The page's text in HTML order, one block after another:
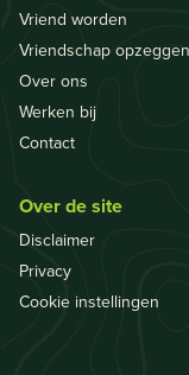
Vriend worden
Vriendschap opzeggen
Over ons
Werken bij
Contact
Over de site
Disclaimer
Privacy
Cookie instellingen